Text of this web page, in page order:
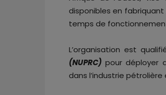
disponibles en
temps de
L’organisation est
(NUPRC) pour déployer
dans l’industrie